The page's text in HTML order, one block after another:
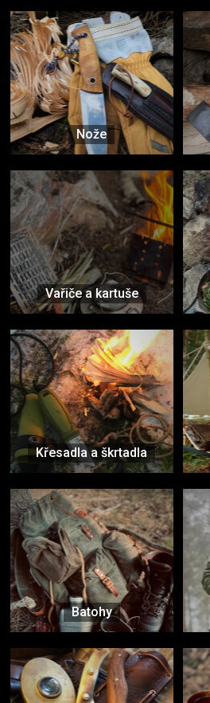
Nože
Vařiče a kartuše
Křesadla a škrtadla
Batohy